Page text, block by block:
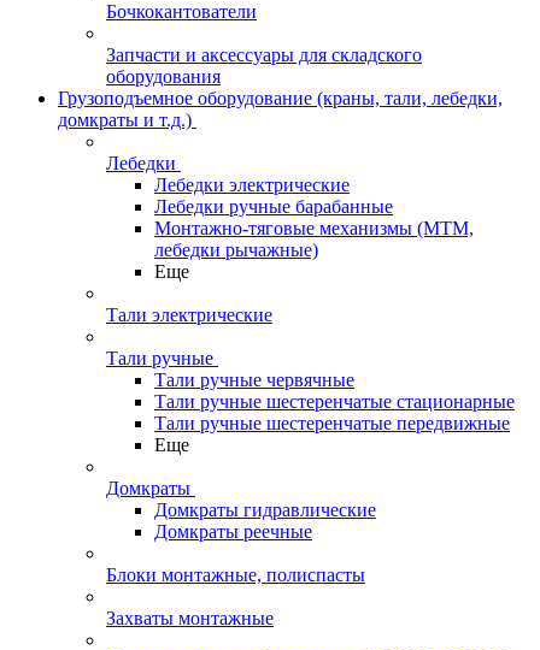
Бочкокантователи
Запчасти и аксессуары для складского
оборудования
Грузоподъемное оборудование (краны, тали, лебедки,
домкраты и т.д.)
Лебедки
Лебедки электрические
Лебедки ручные барабанные
Монтажно-тяговые механизмы (МТМ,
лебедки рычажные)
Еще
Тали электрические
Тали ручные
Тали ручные червячные
Тали ручные шестеренчатые стационарные
Тали ручные шестеренчатые передвижные
Еще
Домкраты
Домкраты гидравлические
Домкраты реечные
Блоки монтажные, полиспасты
Захваты монтажные